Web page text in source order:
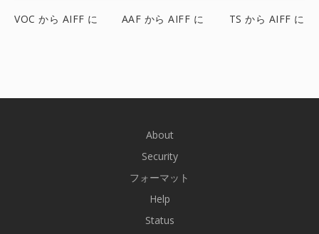
VOC から AIFF に AAF から AIFF に TS から AIFF に
About
Security
フォーマット
Help
Status